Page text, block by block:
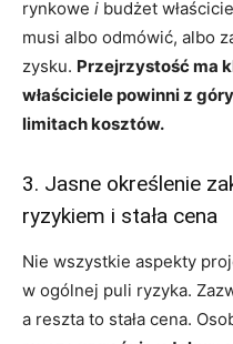
rynkowe i budżet
musi albo odmówić, albo
zysku. Przejrzystość ma
właściciele powinni z
limitach kosztów.
3. Jasne określenie
ryzykiem i stała cena
Nie wszystkie aspekty
w ogólnej puli ryzyka.
a reszta to stała cena.